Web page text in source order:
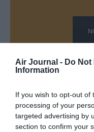
Air Journal - Do Not
Information
If you wish to opt-out of
processing of your
targeted advertising by
section to confirm your